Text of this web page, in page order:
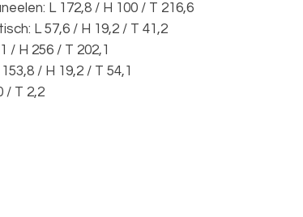
L 172,8 / H 100 / T 216,6
L 57,6 / H 19,2 / T 41,2
/ H 256 / T 202,1
/ H 19,2 / T 54,1
/ T 2,2